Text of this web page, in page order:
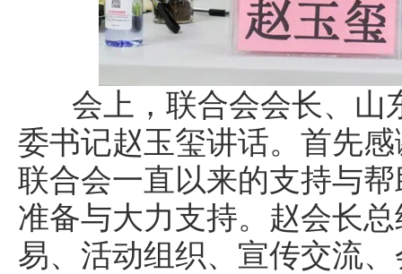
会上，联合会会长、山
委书记赵玉玺讲话。首先
联合会一直以来的支持与
准备与大力支持。赵会长
易、活动组织、宣传交流